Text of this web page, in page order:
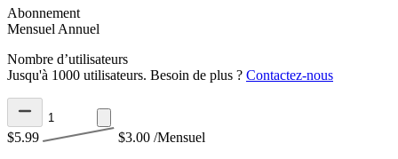
Abonnement
Mensuel Annuel
Nombre d’utilisateurs
Jusqu'à 1000 utilisateurs. Besoin de plus ? Contactez-nous
$5.99 $3.00 /Mensuel